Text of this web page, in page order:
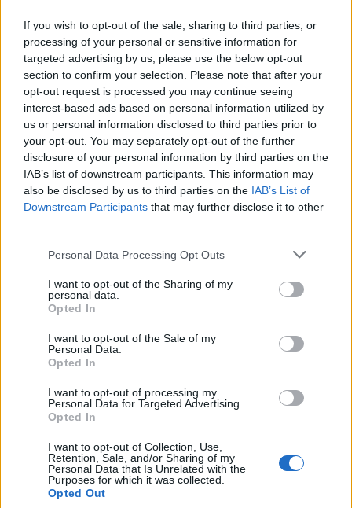
If you wish to opt-out of the sale, sharing to third parties, or
processing of your personal or sensitive information for
targeted advertising by us, please use the below opt-out
section to confirm your selection. Please note that after your
opt-out request is processed you may continue seeing
interest-based ads based on personal information utilized by
us or personal information disclosed to third parties prior to
your opt-out. You may separately opt-out of the further
disclosure of your personal information by third parties on the
IAB’s list of downstream participants. This information may
also be disclosed by us to third parties on the IAB’s List of
Downstream Participants that may further disclose it to other
Please note that this website/app uses one or more Google
not limited to your visit or usage behaviour. You may click to
grant or deny consent to Google and its third-party tags to
use your data for below specified purposes in below Google
consent section.
Personal Data Processing Opt Outs
I want to opt-out of the Sharing of my
personal data.
Opted In
I want to opt-out of the Sale of my
Personal Data.
Opted In
I want to opt-out of processing my
Personal Data for Targeted Advertising.
Opted In
I want to opt-out of Collection, Use,
Retention, Sale, and/or Sharing of my
Personal Data that Is Unrelated with the
Purposes for which it was collected.
Opted Out
Όπως επεσήμανε παράλληλα ο δικαστικός
λειτουργός, η ισόβια κάθειρξη είναι η καλύτερη
τιμωρία παρά το νεαρό της ηλικίας του δράστη.